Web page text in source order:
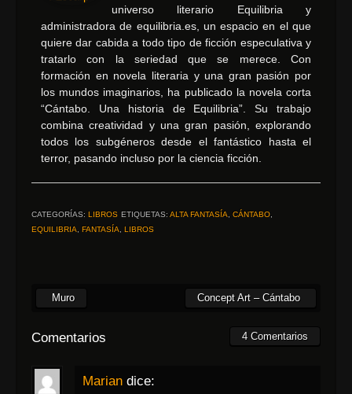
universo literario Equilibria y
administradora de equilibria.es, un espacio en el que
quiere dar cabida a todo tipo de ficción especulativa y
tratarlo con la seriedad que se merece. Con
formación en novela literaria y una gran pasión por
los mundos imaginarios, ha publicado la novela corta
“Cántabo. Una historia de Equilibria”. Su trabajo
combina creatividad y una gran pasión, explorando
todos los subgéneros desde el fantástico hasta el
terror, pasando incluso por la ciencia ficción.
CATEGORÍAS: LIBROS ETIQUETAS: ALTA FANTASÍA CÁNTABO
EQUILIBRIA
FANTASÍA LIBROS
Muro Concept Art – Cántabo
4 Comentarios
Comentarios
Marian dice: